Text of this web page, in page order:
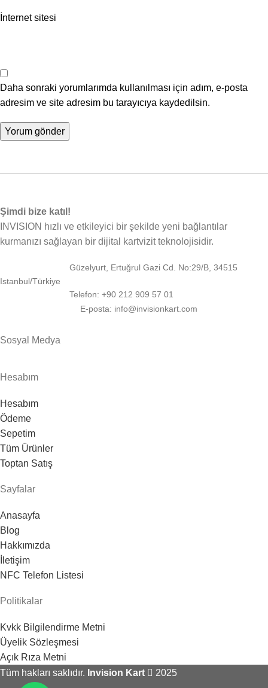
İnternet sitesi
Daha sonraki yorumlarımda kullanılması için adım, e-posta
adresim ve site adresim bu tarayıcıya kaydedilsin.
Şimdi bize katıl!
INVISION hızlı ve etkileyici bir şekilde yeni bağlantılar
kurmanızı sağlayan bir dijital kartvizit teknolojisidir.
Güzelyurt, Ertuğrul Gazi Cd. No:29/B, 34515
Istanbul/Türkiye
Telefon: +90 212 909 57 01
E-posta: info@invisionkart.com
Sosyal Medya
Hesabım
Hesabım
Ödeme
Sepetim
Tüm Ürünler
Toptan Satış
Sayfalar
Anasayfa
Blog
Hakkımızda
İletişim
NFC Telefon Listesi
Politikalar
Kvkk Bilgilendirme Metni
Üyelik Sözleşmesi
Açık Rıza Metni
Tüm hakları saklıdır. Invision Kart 2025